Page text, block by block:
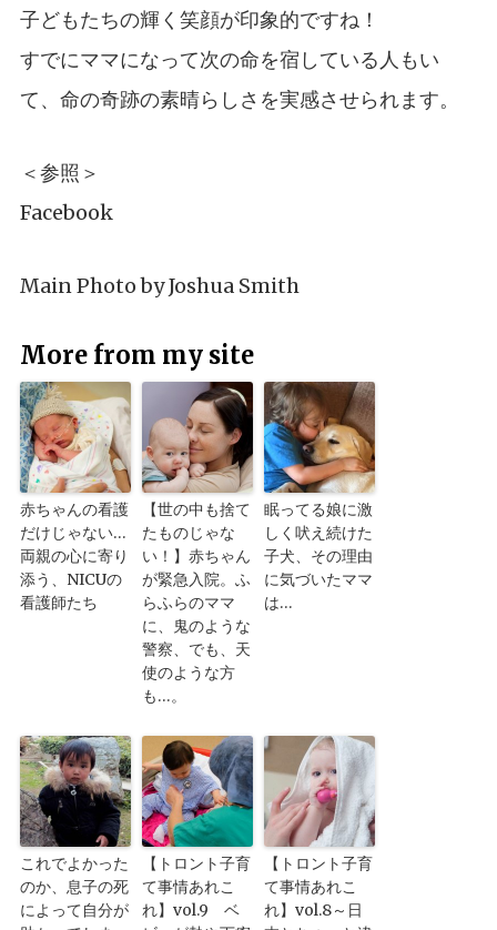
子どもたちの輝く笑顔が印象的ですね！
すでにママになって次の命を宿している人もい
て、命の奇跡の素晴らしさを実感させられます。
＜参照＞
Facebook
Main Photo byJoshua Smith
More from my site
赤ちゃんの看護
だけじゃない…
両親の心に寄り
添う、NICUの
看護師たち
【世の中も捨て
たものじゃな
い！】赤ちゃん
が緊急入院。ふ
らふらのママ
に、鬼のような
警察、でも、天
使のような方
も…。
眠ってる娘に激
しく吠え続けた
子犬、その理由
に気づいたママ
は…
これでよかった
のか、息子の死
によって自分が
【トロント子育
て事情あれこ
れ】vol.9 ベ
【トロント子育
て事情あれこ
れ】vol.8～日